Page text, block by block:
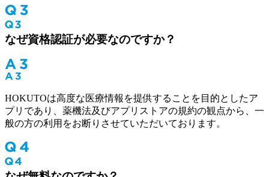
なぜ資格認証が必要なのですか？
HOKUTOは高度な医療情報を提供することを目的としたア
プリであり、薬機法及びアプリストアの規約の観点から、一
般の方の利用をお断りさせていただいております。